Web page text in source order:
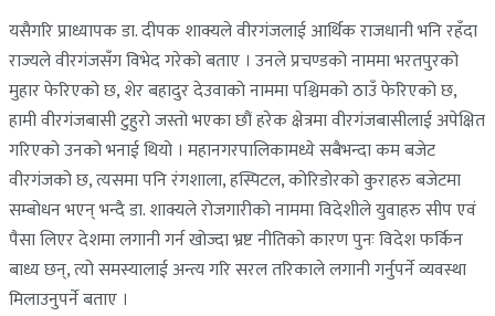
यसैगरि प्राध्यापक डा. दीपक शाक्यले वीरगंजलाई आर्थिक राजधानी भनि रहँदा
राज्यले वीरगंजसँग विभेद गरेको बताए । उनले प्रचण्डको नाममा भरतपुरको
मुहार फेरिएको छ, शेर बहादुर देउवाको नाममा पश्चिमको ठाउँ फेरिएको छ,
हामी वीरगंजबासी टुहुरो जस्तो भएका छौं हरेक क्षेत्रमा वीरगंजबासीलाई अपेक्षित
गरिएको उनको भनाई थियो । महानगरपालिकामध्ये सबैभन्दा कम बजेट
वीरगंजको छ, त्यसमा पनि रंगशाला, हस्पिटल, कोरिडोरको कुराहरु बजेटमा
सम्बोधन भएन् भन्दै डा. शाक्यले रोजगारीको नाममा विदेशीले युवाहरु सीप एवं
पैसा लिएर देशमा लगानी गर्न खोज्दा भ्रष्ट नीतिको कारण पुनः विदेश फर्किन
बाध्य छन्, त्यो समस्यालाई अन्त्य गरि सरल तरिकाले लगानी गर्नुपर्ने व्यवस्था
मिलाउनुपर्ने बताए ।